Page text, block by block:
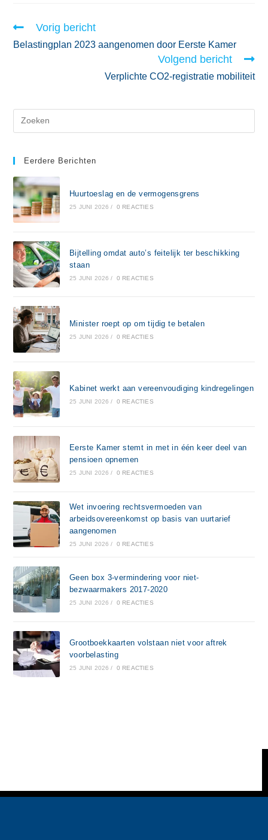
Vorig bericht
Belastingplan 2023 aangenomen door Eerste Kamer
Volgend bericht
Verplichte CO2-registratie mobiliteit
Eerdere Berichten
Huurtoeslag en de vermogensgrens
25 JUNI 2026 / 0 REACTIES
Bijtelling omdat auto’s feitelijk ter beschikking
staan
25 JUNI 2026 / 0 REACTIES
Minister roept op om tijdig te betalen
25 JUNI 2026 / 0 REACTIES
Kabinet werkt aan vereenvoudiging kindregelingen
25 JUNI 2026 / 0 REACTIES
Eerste Kamer stemt in met in één keer deel van
pensioen opnemen
25 JUNI 2026 / 0 REACTIES
Wet invoering rechtsvermoeden van
arbeidsovereenkomst op basis van uurtarief
aangenomen
25 JUNI 2026 / 0 REACTIES
Geen box 3-vermindering voor niet-
bezwaarmakers 2017-2020
25 JUNI 2026 / 0 REACTIES
Grootboekkaarten volstaan niet voor aftrek
voorbelasting
25 JUNI 2026 / 0 REACTIES